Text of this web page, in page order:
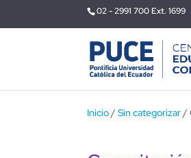
02 - 2991 700 Ext. 1699
Inicio/ Sin categorizar/